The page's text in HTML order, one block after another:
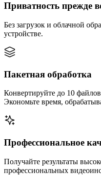
Приватность прежде
Без загрузок и облачной
устройстве.
Пакетная обработка
Конвертируйте до 10
Экономьте время,
Профессиональное
Получайте результаты
профессиональных